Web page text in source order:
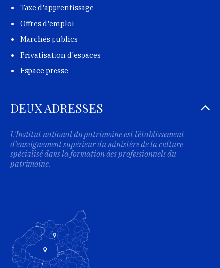
Taxe d'apprentissage
Offres d'emploi
Marchés publics
Privatisation d'espaces
Espace presse
DEUX ADRESSES
L'Institut national du patrimoine est l’établissement
d'enseignement supérieur du ministère de la culture
spécialisé dans la formation des professionnels du
patrimoine.